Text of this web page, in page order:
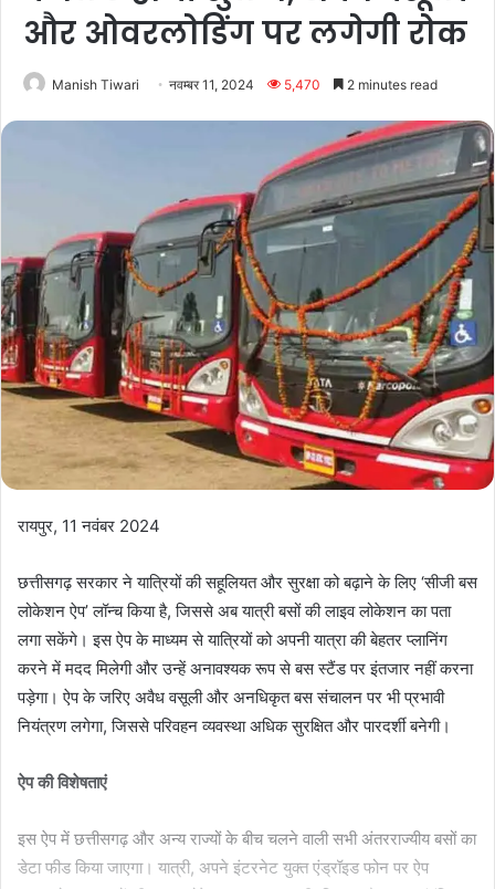
और ओवरलोडिंग पर लगेगी रोक
Manish Tiwari नवम्बर 11, 2024 5,470 2 minutes read
रायपुर, 11 नवंबर 2024
छत्तीसगढ़ सरकार ने यात्रियों की सहूलियत और सुरक्षा को बढ़ाने के लिए ‘सीजी बस
लोकेशन ऐप’ लॉन्च किया है, जिससे अब यात्री बसों की लाइव लोकेशन का पता
लगा सकेंगे। इस ऐप के माध्यम से यात्रियों को अपनी यात्रा की बेहतर प्लानिंग
करने में मदद मिलेगी और उन्हें अनावश्यक रूप से बस स्टैंड पर इंतजार नहीं करना
पड़ेगा। ऐप के जरिए अवैध वसूली और अनधिकृत बस संचालन पर भी प्रभावी
नियंत्रण लगेगा, जिससे परिवहन व्यवस्था अधिक सुरक्षित और पारदर्शी बनेगी।
ऐप की विशेषताएं
इस ऐप में छत्तीसगढ़ और अन्य राज्यों के बीच चलने वाली सभी अंतरराज्यीय बसों का
डेटा फीड किया जाएगा। यात्री, अपने इंटरनेट युक्त एंड्रॉइड फोन पर ऐप